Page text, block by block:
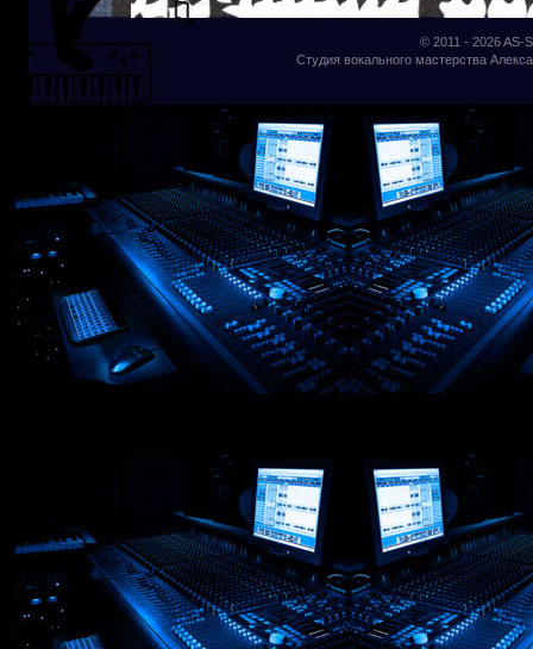
© 2011 - 2026AS-
Студия вокального мастерства